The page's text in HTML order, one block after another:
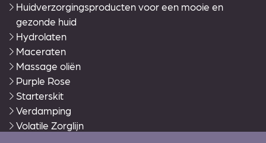
Huidverzorgingsproducten voor een mooie en
gezonde huid
Hydrolaten
Maceraten
Massage oliën
Purple Rose
Starterskit
Verdamping
Volatile Zorglijn